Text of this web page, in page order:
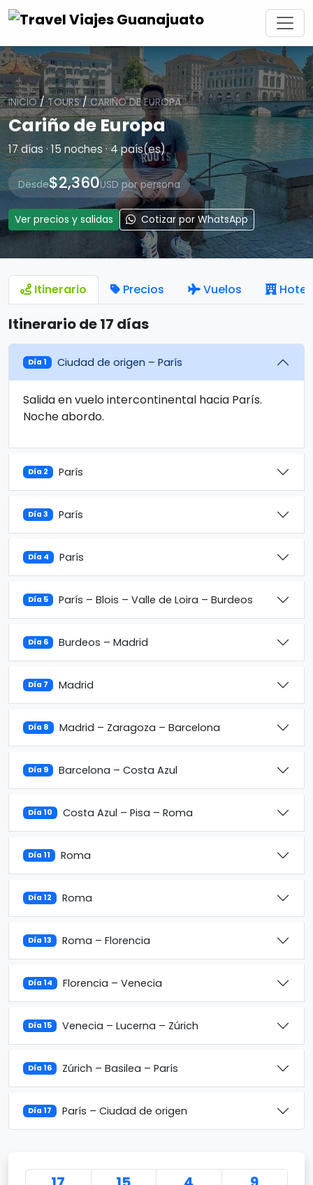
INICIO/TOURS/CARIÑO DE EUROPA
Cariño de Europa
17 días · 15 noches · 4 país(es)
Desde$2,360USD por persona
Ver precios y salidas Cotizar por WhatsApp
Itinerario Precios Vuelos
Itinerario de 17 días
Día 1 Ciudad de origen – París
Salida en vuelo intercontinental hacia París.
Noche abordo.
Día 2 París
Día 3 París
Día 4 París
Día 5 París – Blois – Valle de Loira – Burdeos
Día 6 Burdeos – Madrid
Día 7 Madrid
Día 8 Madrid – Zaragoza – Barcelona
Día 9 Barcelona – Costa Azul
Día 10 Costa Azul – Pisa – Roma
Día 11 Roma
Día 12 Roma
Día 13 Roma – Florencia
Día 14 Florencia – Venecia
Día 15 Venecia – Lucerna – Zúrich
Día 16 Zúrich – Basilea – París
Día 17 París – Ciudad de origen